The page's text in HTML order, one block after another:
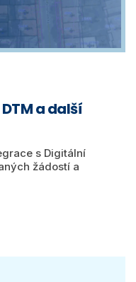
a další
s Digitální
žádostí a